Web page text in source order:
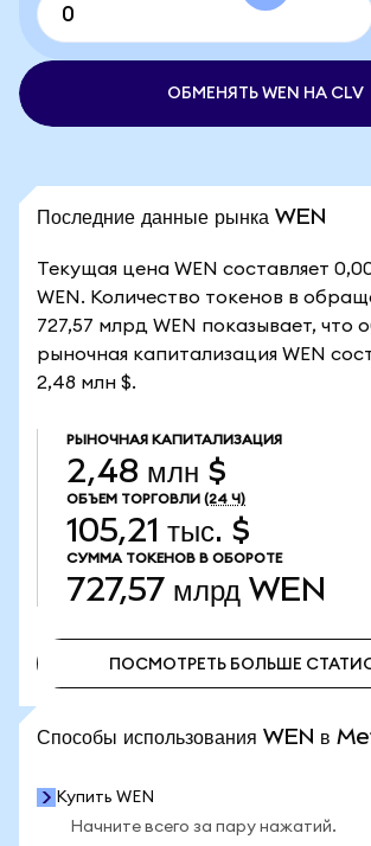
ОБМЕНЯТЬ WEN НА CLV
Последние данные рынка WEN
Текущая цена WEN составляет
WEN. Количество токенов в
727,57 млрд WEN показывает, что
рыночная капитализация WEN
2,48 млн $.
РЫНОЧНАЯ КАПИТАЛИЗАЦИЯ
2,48 млн $
ОБЪЕМ ТОРГОВЛИ (24 Ч)
105,21 тыс. $
СУММА ТОКЕНОВ В ОБОРОТЕ
727,57 млрд WEN
ПОСМОТРЕТЬ БОЛЬШЕ
Способы использования WEN в
Купить WEN
Начните всего за пару нажатий.